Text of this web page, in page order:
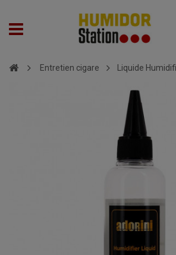
Entretien cigare Liquide